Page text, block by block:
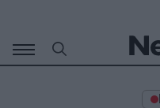
περιεχόμενο